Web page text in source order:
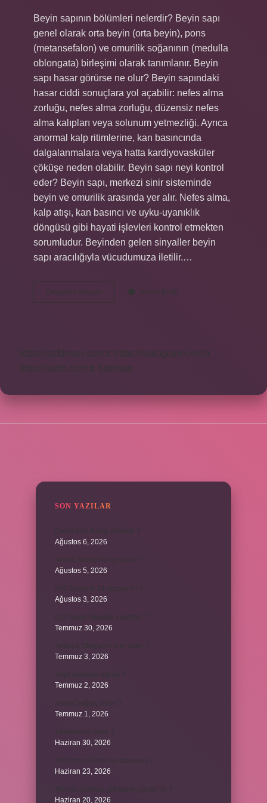
Beyin sapının bölümleri nelerdir? Beyin sapı
genel olarak orta beyin (orta beyin), pons
(metansefalon) ve omurilik soğanının (medulla
oblongata) birleşimi olarak tanımlanır. Beyin
sapı hasar görürse ne olur? Beyin sapındaki
hasar ciddi sonuçlara yol açabilir: nefes alma
zorluğu, nefes alma zorluğu, düzensiz nefes
alma kalıpları veya solunum yetmezliği. Ayrıca
anormal kalp ritimlerine, kan basıncında
dalgalanmalara veya hatta kardiyovasküler
çöküşe neden olabilir. Beyin sapı neyi kontrol
eder? Beyin sapı, merkezi sinir sisteminde
beyin ve omurilik arasında yer alır. Nefes alma,
kalp atışı, kan basıncı ve uyku-uyanıklık
döngüsü gibi hayati işlevleri kontrol etmekten
sorumludur. Beyinden gelen sinyaller beyin
sapı aracılığıyla vücudumuza iletilir.…
Devamını okuyun
Sapı
Yorum Bırak
https://safderun.com.tr
https://sokoglam.com.tr
https://sinto.com.tr Sitemap
SON YAZILAR
Ağustos 6, 2026
Ağustos 5, 2026
Ağustos 3, 2026
Temmuz 30, 2026
Temmuz 3, 2026
Temmuz 2, 2026
Temmuz 1, 2026
Haziran 30, 2026
Haziran 23, 2026
Haziran 20, 2026